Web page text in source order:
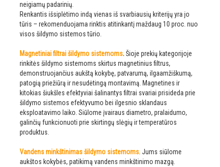
neigiamų padarinių.
Renkantis išsiplėtimo indą vienas iš svarbiausių kriterijų yra jo
tūris – rekomenduojama rinktis atitinkantį maždaug 10 proc. nuo
visos šildymo sistemos tūrio.
Magnetiniai filtrai šildymo sistemoms.Šioje prekių kategorijoje
rinkitės šildymo sistemoms skirtus magnetinius filtrus,
demonstruojančius aukštą kokybę, patvarumą, ilgaamžiškumą,
patogią priežiūrą ir nesudėtingą montavimą. Magnetines ir
kitokias šiukšles efektyviai šalinantys filtrai svariai prisideda prie
šildymo sistemos efektyvumo bei ilgesnio sklandaus
eksploatavimo laiko. Siūlome įvairaus diametro, pralaidumo,
galinčių funkcionuoti prie skirtingų slėgių ir temperatūros
produktus.
Vandens minkštinimas šildymo sistemoms. Jums siūlome
aukštos kokybės, patikimą vandens minkštinimo mazgą.